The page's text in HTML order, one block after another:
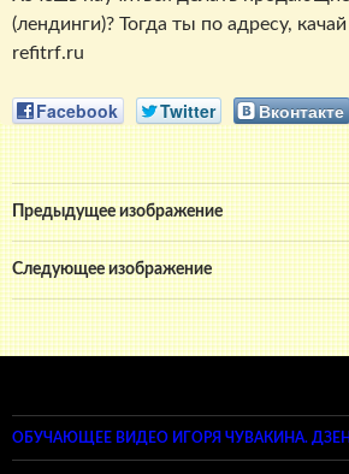
(лендинги)? Тогда ты по адресу,
refitrf.ru
Facebook Twitter Вконтакте
Предыдущее изображение
Следующее изображение
ОБУЧАЮЩЕЕ ВИДЕО ИГОРЯ ЧУВАКИНА. ДЗЕН